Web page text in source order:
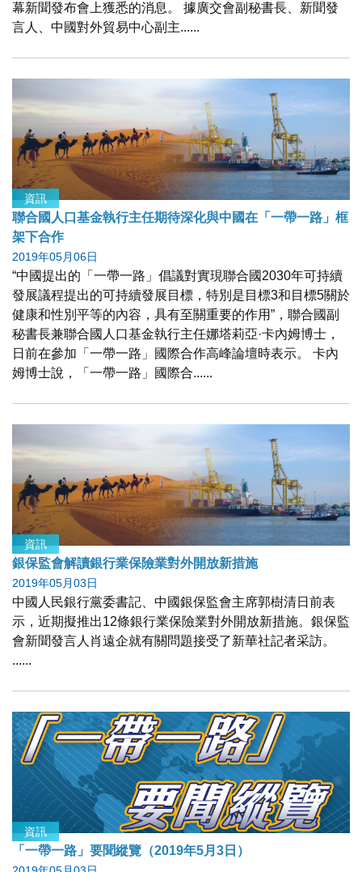
幕新聞發布會上獲悉的消息。 據廣交會副秘書長、新聞發
言人、中國對外貿易中心副主......
資訊
聯合國人口基金執行主任期待深化與中國在「一帶一路」框
架下合作
2019年05月06日
“中國提出的「一帶一路」倡議對實現聯合國2030年可持續
發展議程提出的可持續發展目標，特別是目標3和目標5關於
健康和性別平等的內容，具有至關重要的作用”，聯合國副
秘書長兼聯合國人口基金執行主任娜塔莉亞·卡內姆博士，
日前在參加「一帶一路」國際合作高峰論壇時表示。 卡內
姆博士說，「一帶一路」國際合......
資訊
銀保監會解讀銀行業保險業對外開放新措施
2019年05月03日
中國人民銀行黨委書記、中國銀保監會主席郭樹清日前表
示，近期擬推出12條銀行業保險業對外開放新措施。銀保監
會新聞發言人肖遠企就有關問題接受了新華社記者采訪。
......
資訊
「一帶一路」要聞縱覽（2019年5月3日）